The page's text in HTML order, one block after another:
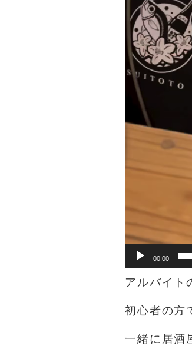
00:00
アルバイト
初心者の方
一緒に居酒